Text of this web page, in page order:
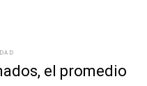
el promedio